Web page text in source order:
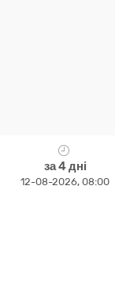
за 4 дні
12-08-2026, 08:00